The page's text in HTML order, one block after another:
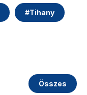
#Tihany
Összes